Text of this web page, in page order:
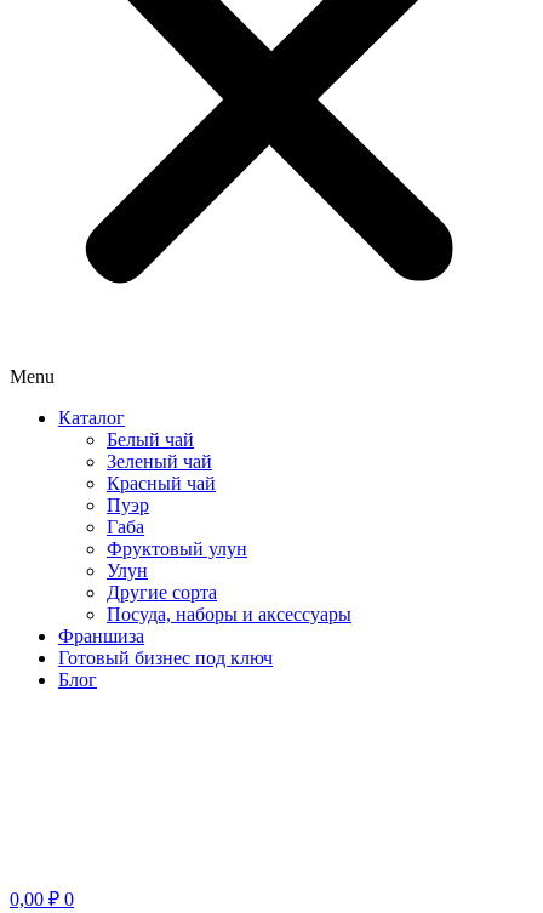
Menu
Каталог
Белый чай
Зеленый чай
Красный чай
Пуэр
Габа
Фруктовый улун
Улун
Другие сорта
Посуда, наборы и аксессуары
Франшиза
Готовый бизнес под ключ
Блог
0,00 ₽ 0